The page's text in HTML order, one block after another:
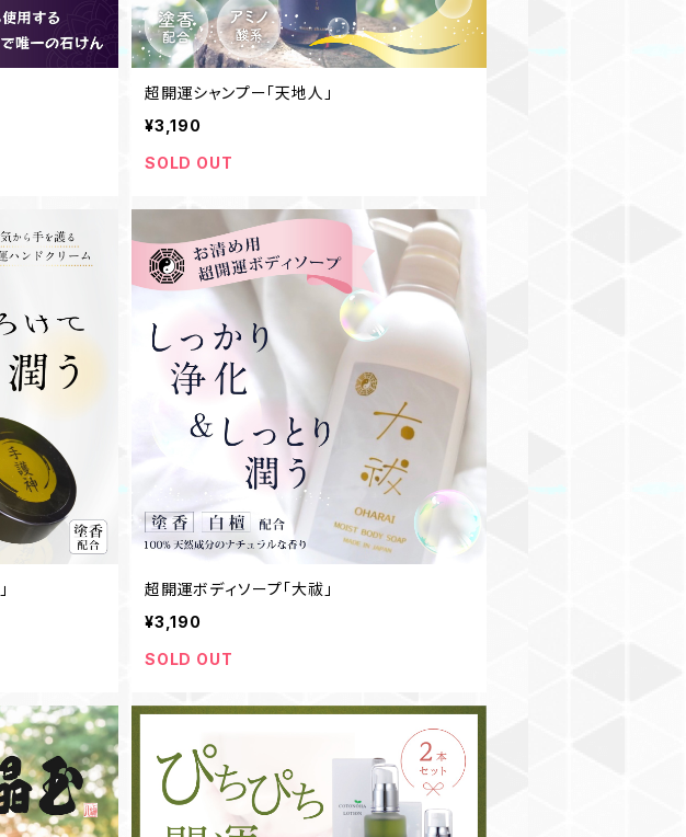
超開運シャンプー「天地人」
¥3,190
SOLD OUT
超開運ボディソープ｢大祓｣
¥3,190
SOLD OUT